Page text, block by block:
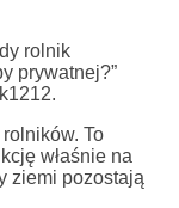
rolnik
prywatnej?”
To
właśnie na
ziemi pozostają